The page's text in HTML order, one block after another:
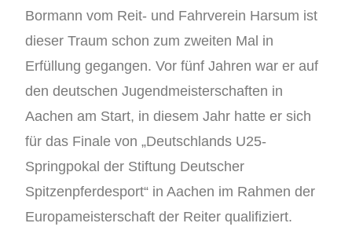
Bormann vom Reit- und Fahrverein Harsum ist
dieser Traum schon zum zweiten Mal in
Erfüllung gegangen. Vor fünf Jahren war er auf
den deutschen Jugendmeisterschaften in
Aachen am Start, in diesem Jahr hatte er sich
für das Finale von „Deutschlands U25-
Springpokal der Stiftung Deutscher
Spitzenpferdesport“ in Aachen im Rahmen der
Europameisterschaft der Reiter qualifiziert.